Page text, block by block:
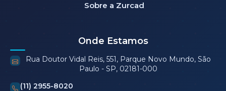
Sobre a Zurcad
Onde Estamos
Rua Doutor Vidal Reis, 551, Parque Novo Mundo, São
Paulo - SP, 02181-000
(11) 2955-8020